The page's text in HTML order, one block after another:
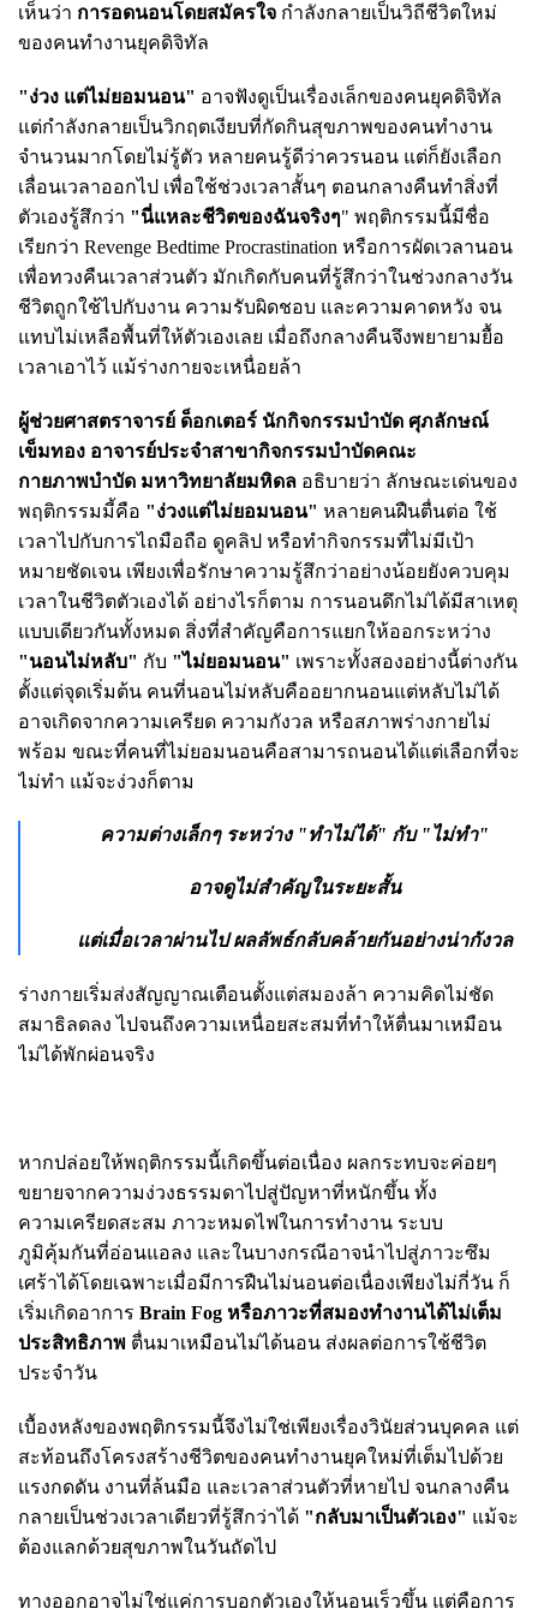
เห็นว่า การอดนอนโดยสมัครใจ กำลังกลายเป็นวิถีชีวิตใหม่
ของคนทำงานยุคดิจิทัล
"ง่วง แต่ไม่ยอมนอน" อาจฟังดูเป็นเรื่องเล็กของคนยุคดิจิทัล
แต่กำลังกลายเป็นวิกฤตเงียบที่กัดกินสุขภาพของคนทำงาน
จำนวนมากโดยไม่รู้ตัว หลายคนรู้ดีว่าควรนอน แต่ก็ยังเลือก
เลื่อนเวลาออกไป เพื่อใช้ช่วงเวลาสั้นๆ ตอนกลางคืนทำสิ่งที่
ตัวเองรู้สึกว่า "นี่แหละชีวิตของฉันจริงๆ" พฤติกรรมนี้มีชื่อ
เรียกว่า Revenge Bedtime Procrastination หรือการผัดเวลานอน
เพื่อทวงคืนเวลาส่วนตัว มักเกิดกับคนที่รู้สึกว่าในช่วงกลางวัน
ชีวิตถูกใช้ไปกับงาน ความรับผิดชอบ และความคาดหวัง จน
แทบไม่เหลือพื้นที่ให้ตัวเองเลย เมื่อถึงกลางคืนจึงพยายามยื้อ
เวลาเอาไว้ แม้ร่างกายจะเหนื่อยล้า
ผู้ช่วยศาสตราจารย์ ด็อกเตอร์ นักกิจกรรมบำบัด ศุภลักษณ์
เข็มทอง อาจารย์ประจำสาขากิจกรรมบำบัดคณะ
กายภาพบำบัด มหาวิทยาลัยมหิดล อธิบายว่า ลักษณะเด่นของ
พฤติกรรมมี้คือ "ง่วงแต่ไม่ยอมนอน" หลายคนฝืนตื่นต่อ ใช้
เวลาไปกับการไถมือถือ ดูคลิป หรือทำกิจกรรมที่ไม่มีเป้า
หมายชัดเจน เพียงเพื่อรักษาความรู้สึกว่าอย่างน้อยยังควบคุม
เวลาในชีวิตตัวเองได้ อย่างไรก็ตาม การนอนดึกไม่ได้มีสาเหตุ
แบบเดียวกันทั้งหมด สิ่งที่สำคัญคือการแยกให้ออกระหว่าง
"นอนไม่หลับ" กับ "ไม่ยอมนอน" เพราะทั้งสองอย่างนี้ต่างกัน
ตั้งแต่จุดเริ่มต้น คนที่นอนไม่หลับคืออยากนอนแต่หลับไม่ได้
อาจเกิดจากความเครียด ความกังวล หรือสภาพร่างกายไม่
พร้อม ขณะที่คนที่ไม่ยอมนอนคือสามารถนอนได้แต่เลือกที่จะ
ไม่ทำ แม้จะง่วงก็ตาม
ความต่างเล็กๆ ระหว่าง "ทำไม่ได้" กับ "ไม่ทำ"
อาจดูไม่สำคัญในระยะสั้น
แต่เมื่อเวลาผ่านไป ผลลัพธ์กลับคล้ายกันอย่างน่ากังวล
ร่างกายเริ่มส่งสัญญาณเตือนตั้งแต่สมองล้า ความคิดไม่ชัด
สมาธิลดลง ไปจนถึงความเหนื่อยสะสมที่ทำให้ตื่นมาเหมือน
ไม่ได้พักผ่อนจริง
หากปล่อยให้พฤติกรรมนี้เกิดขึ้นต่อเนื่อง ผลกระทบจะค่อยๆ
ขยายจากความง่วงธรรมดาไปสู่ปัญหาที่หนักขึ้น ทั้ง
ความเครียดสะสม ภาวะหมดไฟในการทำงาน ระบบ
ภูมิคุ้มกันที่อ่อนแอลง และในบางกรณีอาจนำไปสู่ภาวะซึม
เศร้าได้โดยเฉพาะเมื่อมีการฝืนไม่นอนต่อเนื่องเพียงไม่กี่วัน ก็
เริ่มเกิดอาการ Brain Fog หรือภาวะที่สมองทำงานได้ไม่เต็ม
ประสิทธิภาพ ตื่นมาเหมือนไม่ได้นอน ส่งผลต่อการใช้ชีวิต
ประจำวัน
เบื้องหลังของพฤติกรรมนี้จึงไม่ใช่เพียงเรื่องวินัยส่วนบุคคล แต่
สะท้อนถึงโครงสร้างชีวิตของคนทำงานยุคใหม่ที่เต็มไปด้วย
แรงกดดัน งานที่ล้นมือ และเวลาส่วนตัวที่หายไป จนกลางคืน
กลายเป็นช่วงเวลาเดียวที่รู้สึกว่าได้ "กลับมาเป็นตัวเอง" แม้จะ
ต้องแลกด้วยสุขภาพในวันถัดไป
ทางออกอาจไม่ใช่แค่การบอกตัวเองให้นอนเร็วขึ้น แต่คือการ